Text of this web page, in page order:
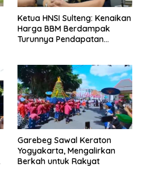
Ketua HNSI Sulteng: Kenaikan
Harga BBM Berdampak
Turunnya Pendapatan
Garebeg Sawal Keraton
Yogyakarta, Mengalirkan
Berkah untuk Rakyat